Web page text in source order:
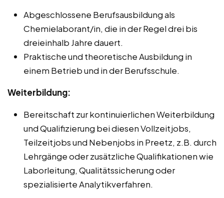
Abgeschlossene Berufsausbildung als
Chemielaborant/in, die in der Regel drei bis
dreieinhalb Jahre dauert.
Praktische und theoretische Ausbildung in
einem Betrieb und in der Berufsschule.
Weiterbildung:
Bereitschaft zur kontinuierlichen Weiterbildung
und Qualifizierung bei diesen Vollzeitjobs,
Teilzeitjobs und Nebenjobs in Preetz, z.B. durch
Lehrgänge oder zusätzliche Qualifikationen wie
Laborleitung, Qualitätssicherung oder
spezialisierte Analytikverfahren.